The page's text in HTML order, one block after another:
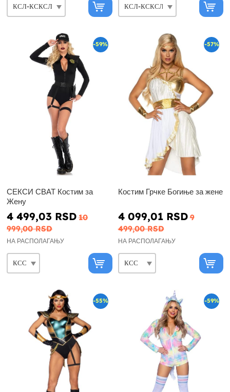
-59%
СЕКСИ СВАТ Костим за
Жену
4 499,03 RSD 10
999,00 RSD
НА РАСПОЛАГАЊУ
-57%
Костим Грчке Богиње за жене
4 099,01 RSD 9
499,00 RSD
НА РАСПОЛАГАЊУ
-55% -59%